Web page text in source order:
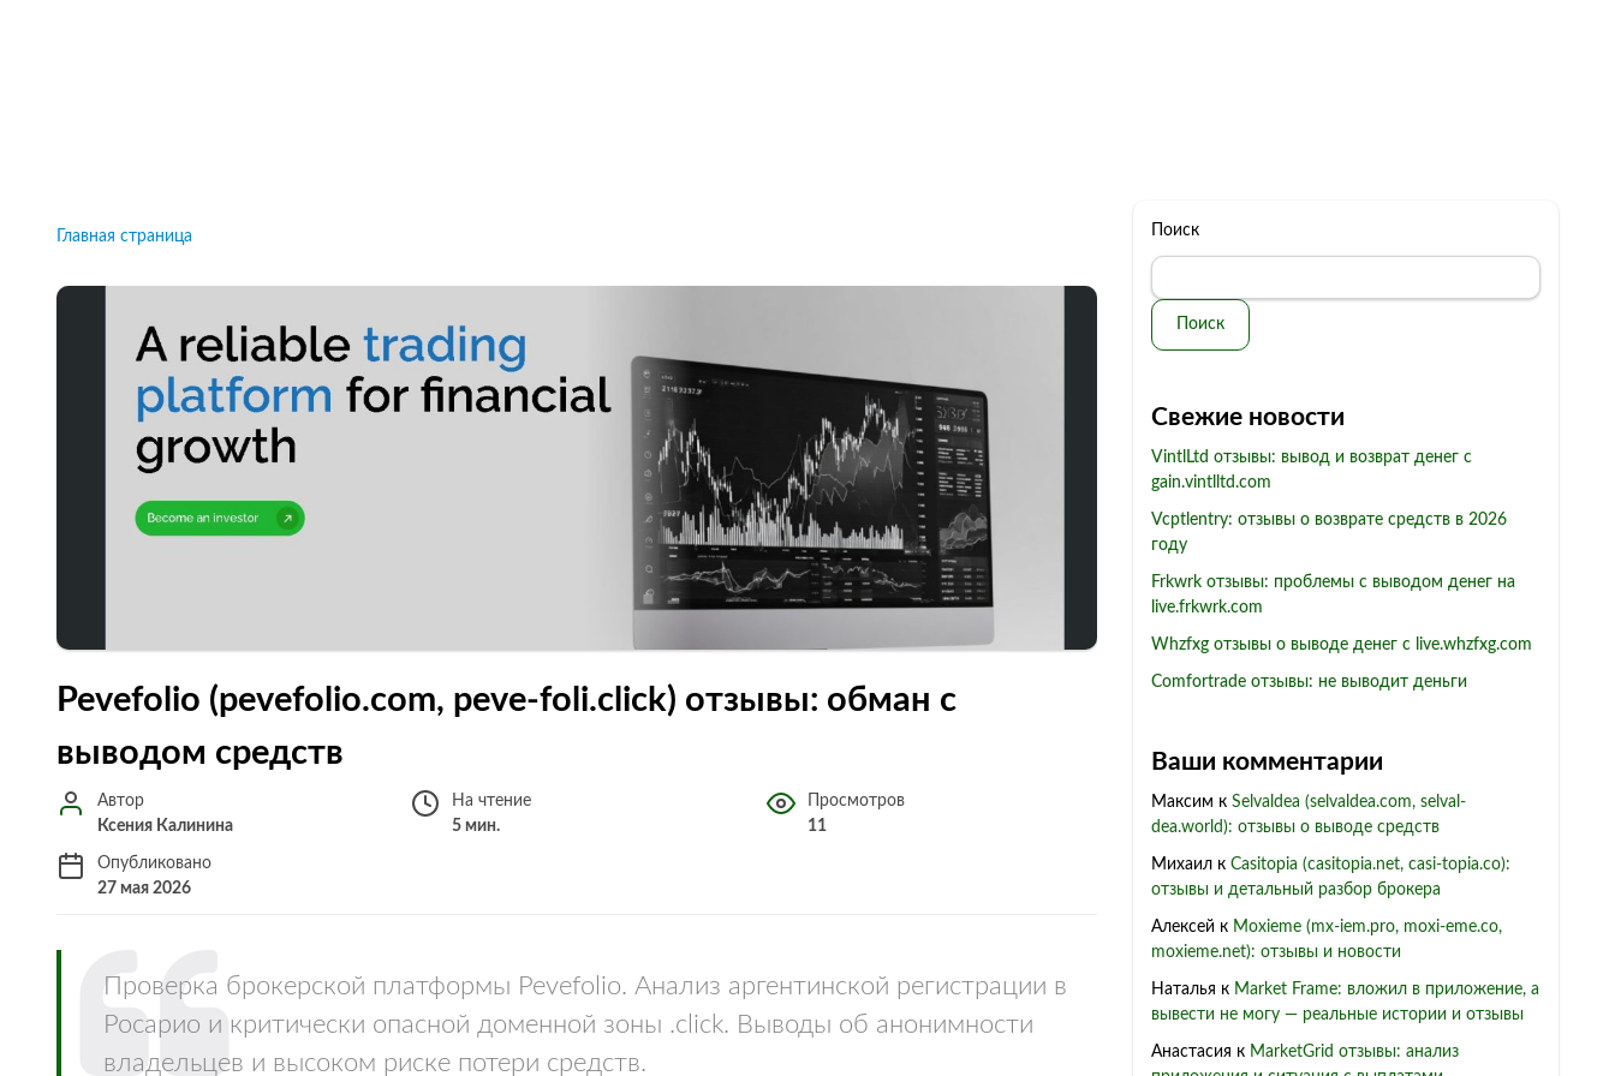
Главная страница
Pevefolio (pevefolio.com, peve-foli.click) отзывы: обман с
выводом средств
Автор
Ксения Калинина
На чтение
5 мин.
Просмотров
11
Опубликовано
27 мая 2026
Проверка брокерской платформы Pevefolio. Анализ аргентинской регистрации в
Росарио и критически опасной доменной зоны .click. Выводы об анонимности
владельцев и высоком риске потери средств.
Поиск
Поиск
Свежие новости
VintlLtd отзывы: вывод и возврат денег с
gain.vintlltd.com
Vcptlentry: отзывы о возврате средств в 2026
году
Frkwrk отзывы: проблемы с выводом денег на
live.frkwrk.com
Whzfxg отзывы о выводе денег с live.whzfxg.com
Comfortrade отзывы: не выводит деньги
Ваши комментарии
Максим к Selvaldea (selvaldea.com, selval-
dea.world): отзывы о выводе средств
Михаил к Casitopia (casitopia.net, casi-topia.co):
отзывы и детальный разбор брокера
Алексей к Moxieme (mx-iem.pro, moxi-eme.co,
moxieme.net): отзывы и новости
Наталья к Market Frame: вложил в приложение, а
вывести не могу — реальные истории и отзывы
Анастасия к MarketGrid отзывы: анализ